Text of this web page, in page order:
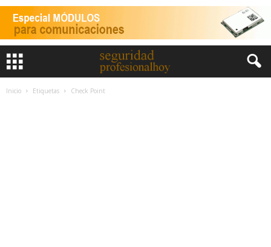
Inicio Etiquetas Check Point